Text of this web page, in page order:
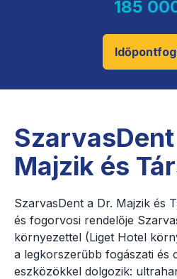
185
Majzik és
SzarvasDent a Dr. Majzik és
és fogorvosi rendelője
környezettel (Liget Hotel
a legkorszerűbb fogászati és
eszközökkel dolgozik: